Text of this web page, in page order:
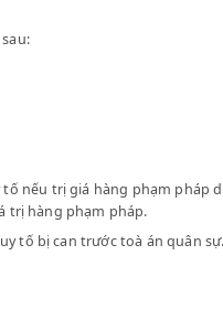
truy tố nếu trị giá
bằng giá trị hàng phạm